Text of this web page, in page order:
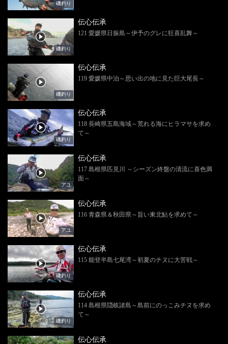
磯釣り
磯釣り
伝心伝承
121 愛媛県日振島～伊予のグレに狂喜乱舞～
磯釣り
伝心伝承
119 愛媛県中泊～思い出の地に見た巨大尾長～
磯釣り
伝心伝承
118 長崎県五島海域～荒れる海にヒラマサを求め
て～
アユ
伝心伝承
117 島根県匹見川 ～シーズン終盤の清流に喜色満
面～
アユ
伝心伝承
116 青森県＆秋田県～旨い東北鮎を求めて～
磯釣り
伝心伝承
115 能登半島七尾湾～初夏のチヌに大苦戦～
磯釣り
伝心伝承
114 島根県隠岐諸島～島前にのっこみチヌを求め
て～
伝心伝承